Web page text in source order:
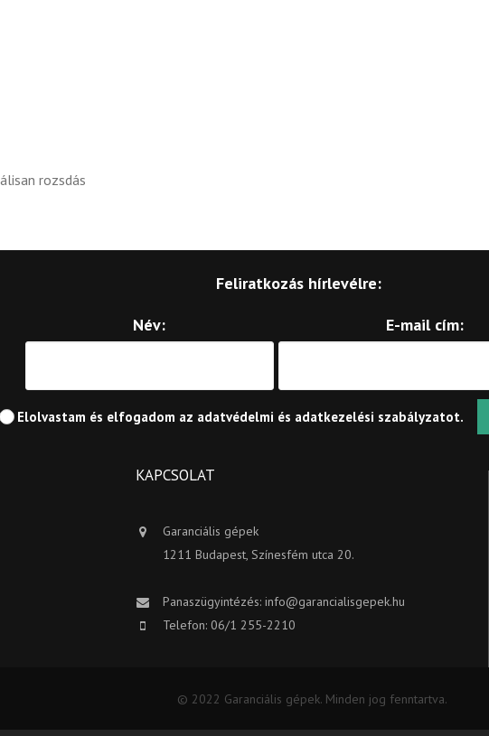
rozsdás
Feliratkozás hírlevélre:
Név:
E-mail cím:
Elolvastam és elfogadom az adatvédelmi és adatkezelési szabályzatot.
KAPCSOLAT
Garanciális gépek
1211 Budapest, Színesfém utca 20.
Panaszügyintézés: info@garancialisgepek.hu
Telefon: 06/1 255-2210
© 2022 Garanciális gépek. Minden jog fenntartva.